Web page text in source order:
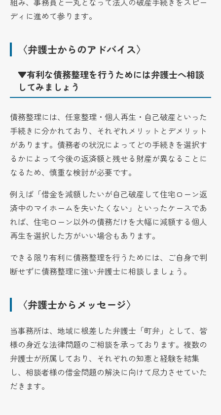
ディに進めて参ります。
〈弁護士からのアドバイス〉
▼有利な債務整理を行うためには弁護士へ相談
してみましょう
債務整理には、任意整理・個人再生・自己破産といった
手続きに分かれており、それぞれメリットとデメリット
があります。債務者の状況によってどの手続きを選択す
るかによって今後の返済額と残せる財産が異なることに
なるため、慎重な検討が必要です。
例えば「借金を減額したいが自己破産して住宅ローン返
済中のマイホームを失いたくない」といったケースであ
れば、住宅ローン以外の債務だけを大幅に減額する個人
再生を選択した方がいい場合もあります。
できる限り有利に債務整理を行うためには、ご自身で判
断せずに債務整理に強い弁護士に相談しましょう。
〈弁護士からメッセージ〉
当事務所は、地域に根差した弁護士「町弁」として、皆
様の身近な法律問題のご相談を承っております。複数の
弁護士が所属しており、それぞれの知恵と経験を結集
し、相談者様の借金問題の解決に向けて尽力させていた
だきます。